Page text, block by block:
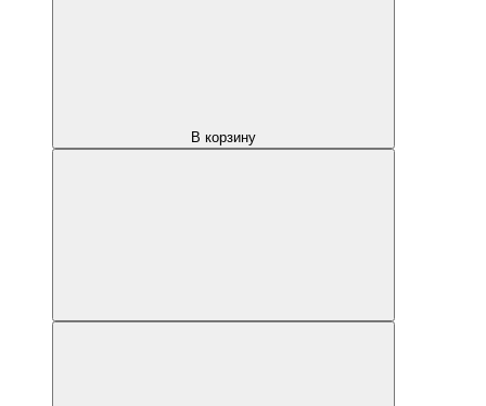
В корзину